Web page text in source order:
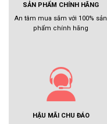
SẢN PHẨM CHÍNH HÃNG
An tâm mua sắm với 100% sản
phẩm chính hãng
HẬU MÃI CHU ĐÁO